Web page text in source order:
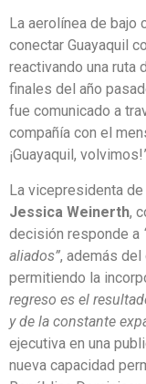
La aerolínea de bajo
conectar Guayaquil
reactivando una ruta
finales del año
fue comunicado a
compañía con el
¡Guayaquil,
La vicepresidenta
Jessica Weinerth,
decisión responde a
aliados”, además
permitiendo la
regreso es el
y de la constante
ejecutiva en una
nueva capacidad